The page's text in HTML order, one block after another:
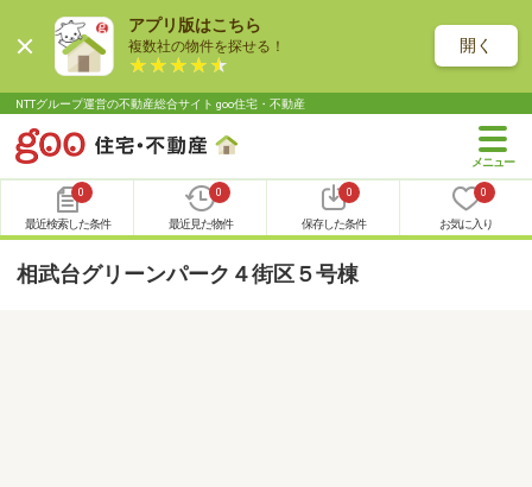
アプリ版はこちら
複数社の物件を探せる！ 開く
NTTグループ運営の不動産総合サイト goo住宅・不動産
0
最近検索した条件
0
最近見た物件
0
保存した条件
0
お気に入り
相武台グリーンパーク４街区５号棟